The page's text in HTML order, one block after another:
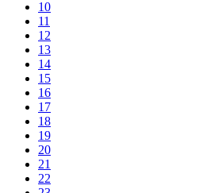
10
11
12
13
14
15
16
17
18
19
20
21
22